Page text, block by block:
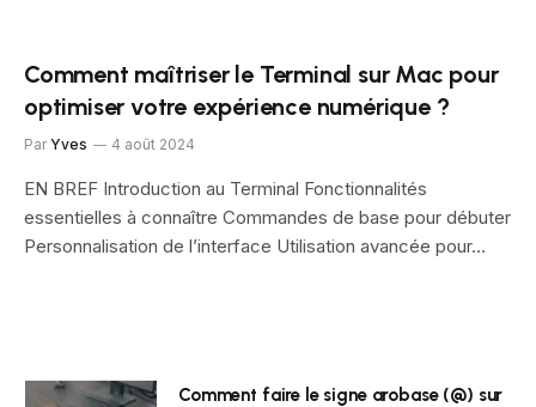
Comment maîtriser le Terminal sur Mac pour
optimiser votre expérience numérique ?
Par Yves 4 août 2024
EN BREF Introduction au Terminal Fonctionnalités
essentielles à connaître Commandes de base pour débuter
Personnalisation de l’interface Utilisation avancée pour…
Comment faire le signe arobase (@) sur